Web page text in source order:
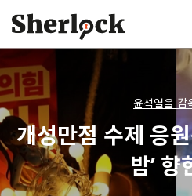
content
셜록요원
윤석열을 감
개성만점 수제 응
밤’ 향